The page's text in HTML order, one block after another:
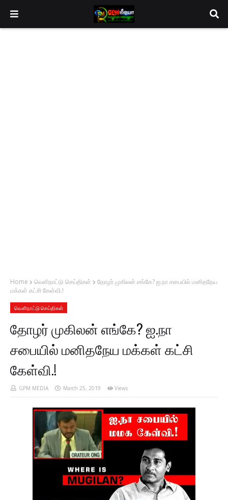
Home வெளிநாட்டு செய்திகள்
தோழர் முகிலன் எங்கே? ஐ.நா சபையில் மனிதநேய
மக்கள் கட்சி கேள்வி.!
வெளிநாட்டு செய்திகள்
தோழர் முகிலன் எங்கே? ஐ.நா
சபையில் மனிதநேய மக்கள் கட்சி
கேள்வி.!
GPM MEDIA March 25, 2019 Views